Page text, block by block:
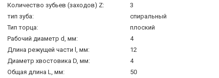
Количество зубьев (заходов) Z:
3
тип зуба:
спиральный
Тип торца:
плоский
Рабочий диаметр d, мм:
4
Длина режущей части l, мм:
12
Диаметр хвостовика D, мм:
4
Общая длина L, мм:
50